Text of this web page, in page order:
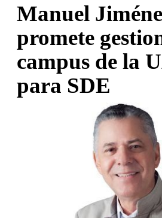
Manuel
promete
campus de la
para SDE